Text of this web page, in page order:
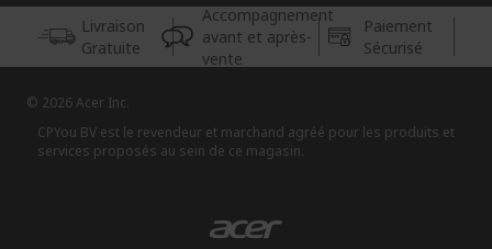
Livraison
Gratuite
Accompagnement
avant et après-
vente
Paiement
Sécurisé
© 2026 Acer Inc.
CPYou BV est le revendeur et marchand agréé pour les produits et
services proposés au sein de ce magasin.